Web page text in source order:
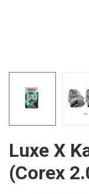
Luxe X
(Corex